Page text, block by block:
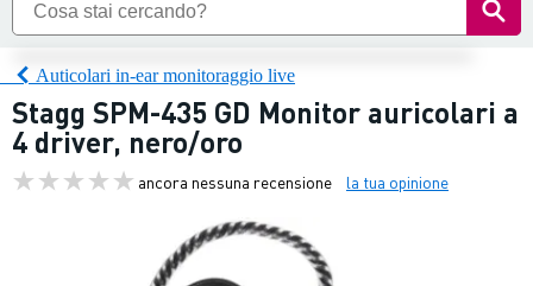
Auticolari in-ear monitoraggio live
Stagg SPM-435 GD Monitor auricolari a
4 driver, nero/oro
ancora nessuna recensione la tua opinione